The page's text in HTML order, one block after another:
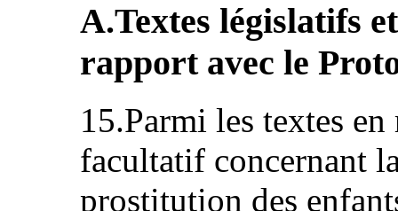
A.Textes législatifs
rapport avec le
15.Parmi les textes
facultatif concernant
prostitution des